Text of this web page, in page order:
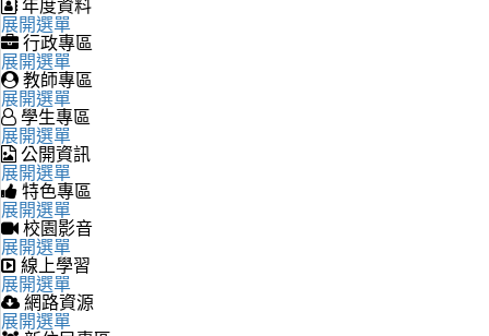
展開選單
行政專區
展開選單
教師專區
展開選單
學生專區
展開選單
公開資訊
展開選單
特色專區
展開選單
校園影音
展開選單
線上學習
展開選單
網路資源
展開選單